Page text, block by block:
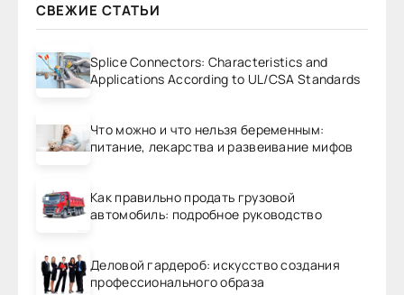
СВЕЖИЕ СТАТЬИ
Splice Connectors: Characteristics and
Applications According to UL/CSA Standards
Что можно и что нельзя беременным:
питание, лекарства и развеивание мифов
Как правильно продать грузовой
автомобиль: подробное руководство
Деловой гардероб: искусство создания
профессионального образа